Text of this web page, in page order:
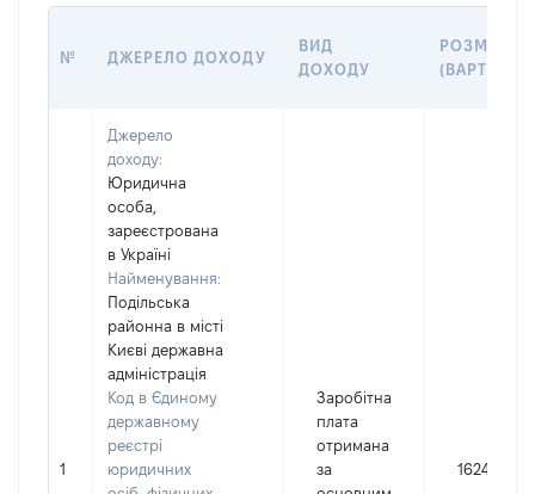
№ ДЖЕРЕЛО ДОХОДУ
ВИД
ДОХОДУ
РОЗМІР
(ВАРТІСТЬ)
1
Джерело
доходу:
Юридична
особа,
зареєстрована
в Україні
Найменування:
Подільська
районна в місті
Києві державна
адміністрація
Код в Єдиному
державному
реєстрі
юридичних
Заробітна
плата
отримана
за
162425